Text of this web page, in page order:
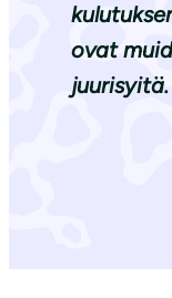
ovat
juurisyitä.